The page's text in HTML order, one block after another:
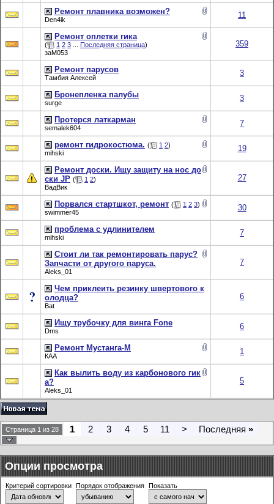
Ремонт плавника возможен?
Den4ik 11
Ремонт оплетки гика
( 1 2 3 Последняя страница)
заМ053
359
Ремонт парусов
Тамбия Алексей 3
Бронепленка палубы
surge 3
Протерся латкарман
semalek604 7
ремонт гидрокостюма. ( 1 2)
mihski
19
Ремонт доски. Ищу защиту на нос до
ски JP ( 1 2)
ВадВик
27
Порвался стартшкот, ремонт ( 1 2 3)
swimmer45
30
проблема с удлинителем
mihski 7
Стоит ли так ремонтировать парус?
Запчасти от другого паруса.
Aleks_01
7
Чем приклеить резинку швертового к
олодца?
Bat
6
Ищу трубочку для винга Fone
Dms 6
Ремонт Мустанга-М
КАА 1
Как вылить воду из карбонового гик
а?
Aleks_01
5
Страница 1 из 28 1 2 3 4 5 11 > Последняя »
Опции просмотра
Критерий сортировки Порядок отображения Показать